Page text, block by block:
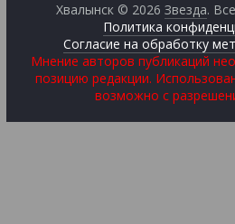
Хвалынск © 2026Звезда.
Политика
Согласие на обработку
Мнение авторов публикаций
позицию редакции.
возможно с